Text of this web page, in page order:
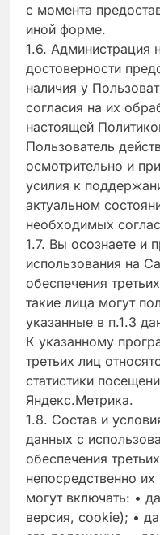
с момента
иной форме.
1.6. Администрация
достоверности
наличия у
согласия на их
настоящей
Пользователь
осмотрительно и
усилия к
актуальном
необходимых
1.7. Вы осознаете и
использования на
обеспечения
такие лица могут
указанные в п.1.3
К указанному
третьих лиц
статистики
Яндекс.Метрика.
1.8. Состав и
данных с
обеспечения
непосредственно
могут включать: •
версия, cookie); •